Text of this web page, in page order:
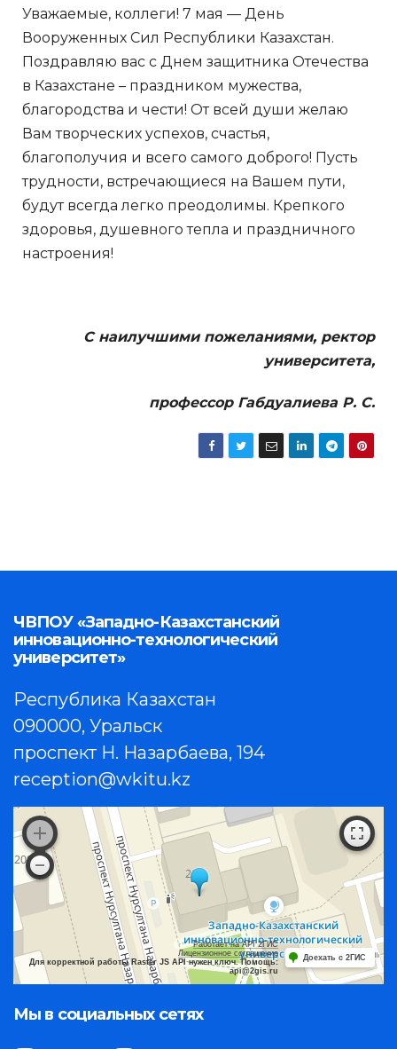
Уважаемые, коллеги! 7 мая — День
Вооруженных Сил Республики Казахстан.
Поздравляю вас с Днем защитника Отечества
в Казахстане – праздником мужества,
благородства и чести! От всей души желаю
Вам творческих успехов, счастья,
благополучия и всего самого доброго! Пусть
трудности, встречающиеся на Вашем пути,
будут всегда легко преодолимы. Крепкого
здоровья, душевного тепла и праздничного
настроения!
С наилучшими пожеланиями, ректор
университета,
профессор Габдуалиева Р. С.
ЧВПОУ «Западно-Казахстанский
инновационно-технологический
университет»
Республика Казахстан
090000, Уральск
проспект Н. Назарбаева, 194
reception@wkitu.kz
Работает на API 2ГИС
Лицензионное соглашение
Для корректной работы Raster JS API нужен ключ. Помощь:
api@2gis.ru
Доехать с 2ГИС
Мы в социальных сетях